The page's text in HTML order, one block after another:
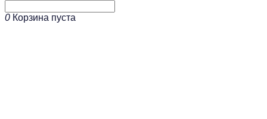
0 Корзина пуста